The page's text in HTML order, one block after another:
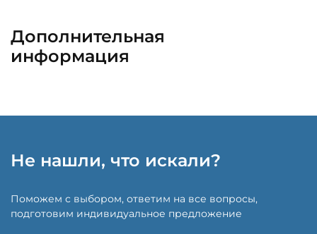
Дополнительная
информация
Не нашли, что искали?
Поможем с выбором, ответим на все вопросы,
подготовим индивидуальное предложение